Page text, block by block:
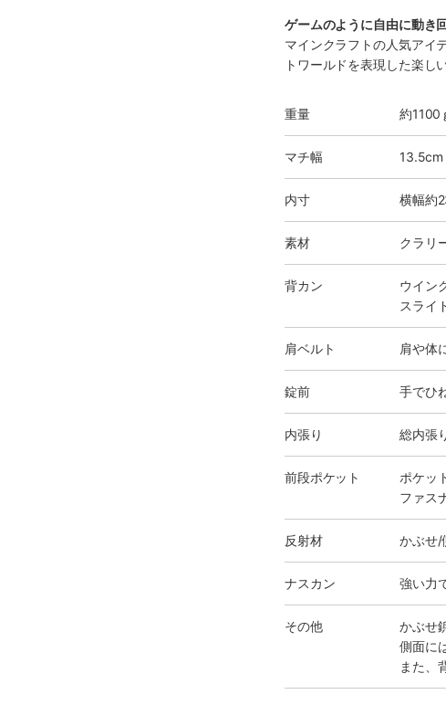
ゲームのように自由に動き
マインクラフトの人気アイ
トワールドを表現した楽し
重量 約1100
マチ幅 13.5cm
内寸 横幅約
素材 クラリ
背カン
ウイン
スライ
肩ベルト 肩や体
錠前 手でひ
内張り 総内張
前段ポケット
ポケッ
ファス
反射材 かぶせ/
ナスカン 強い力
その他
かぶせ
側面に
また、